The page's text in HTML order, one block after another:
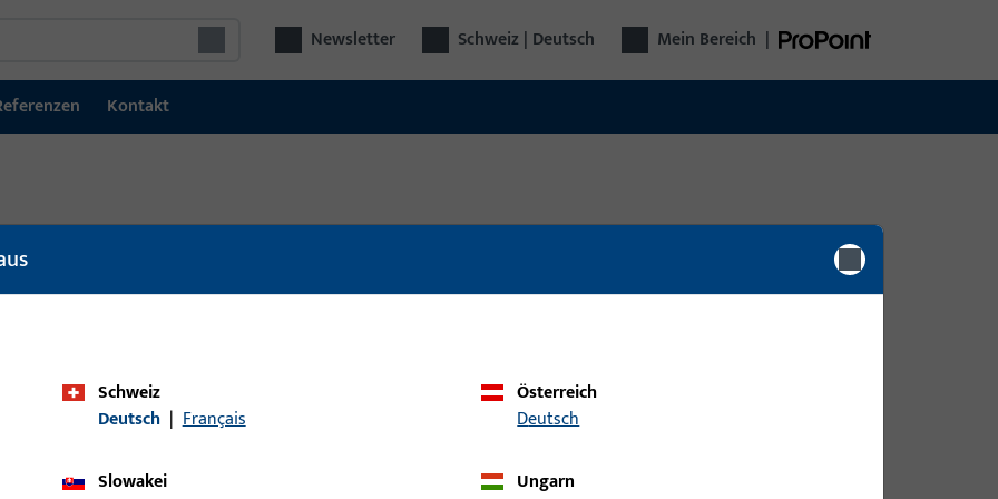
Newsletter Schweiz | Deutsch Mein Bereich |
Kontakt
0Artikel gefunden
Schweiz
Deutsch | Français
Österreich
Deutsch
Slowakei
Ungarn